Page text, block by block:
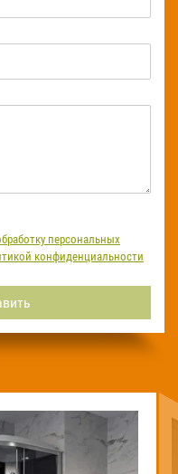
персональных
конфиденциальности